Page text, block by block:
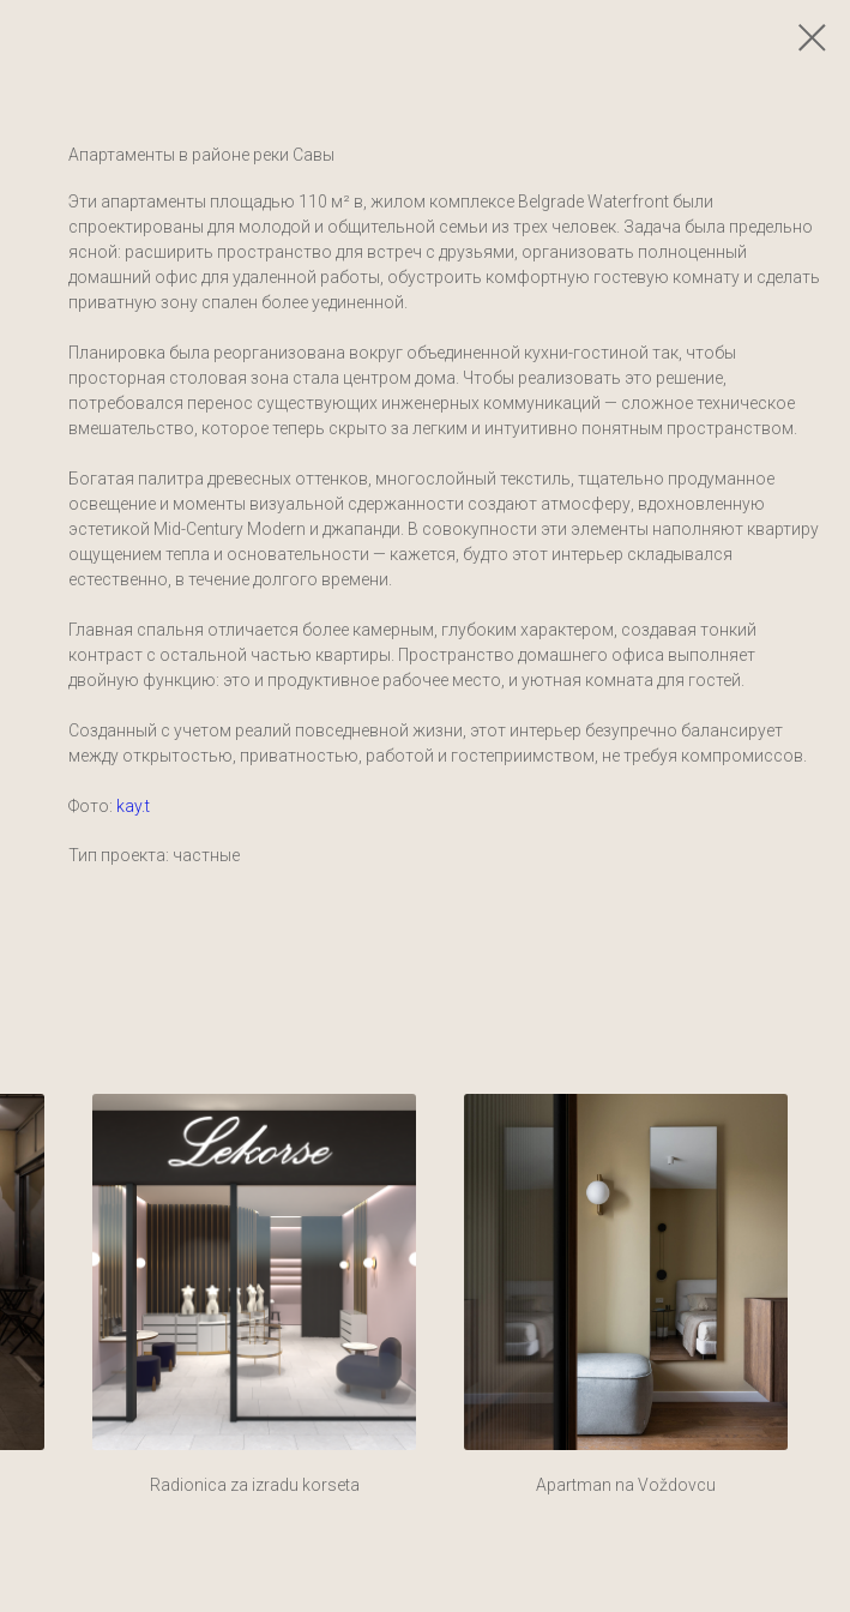
Апартаменты в районе реки Савы
Эти апартаменты площадью 110 м² в, жилом комплексе Belgrade Waterfront были
спроектированы для молодой и общительной семьи из трех человек. Задача была предельно
ясной: расширить пространство для встреч с друзьями, организовать полноценный
домашний офис для удаленной работы, обустроить комфортную гостевую комнату и сделать
приватную зону спален более уединенной.
Планировка была реорганизована вокруг объединенной кухни-гостиной так, чтобы
просторная столовая зона стала центром дома. Чтобы реализовать это решение,
потребовался перенос существующих инженерных коммуникаций — сложное техническое
вмешательство, которое теперь скрыто за легким и интуитивно понятным пространством.
Богатая палитра древесных оттенков, многослойный текстиль, тщательно продуманное
освещение и моменты визуальной сдержанности создают атмосферу, вдохновленную
эстетикой Mid-Century Modern и джапанди. В совокупности эти элементы наполняют квартиру
ощущением тепла и основательности — кажется, будто этот интерьер складывался
естественно, в течение долгого времени.
Главная спальня отличается более камерным, глубоким характером, создавая тонкий
контраст с остальной частью квартиры. Пространство домашнего офиса выполняет
двойную функцию: это и продуктивное рабочее место, и уютная комната для гостей.
Созданный с учетом реалий повседневной жизни, этот интерьер безупречно балансирует
между открытостью, приватностью, работой и гостеприимством, не требуя компромиссов.
Фото: kay.t
Тип проекта: частные
Radionica za izradu korseta Apartman na Voždovcu